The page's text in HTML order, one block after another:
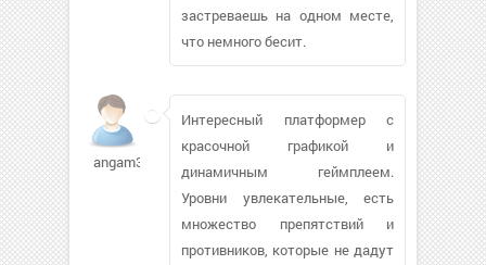
застреваешь на одном месте,
что немного бесит.
angam334
Интересный платформер с
красочной графикой и
динамичным геймплеем.
Уровни увлекательные, есть
множество препятствий и
противников, которые не дадут